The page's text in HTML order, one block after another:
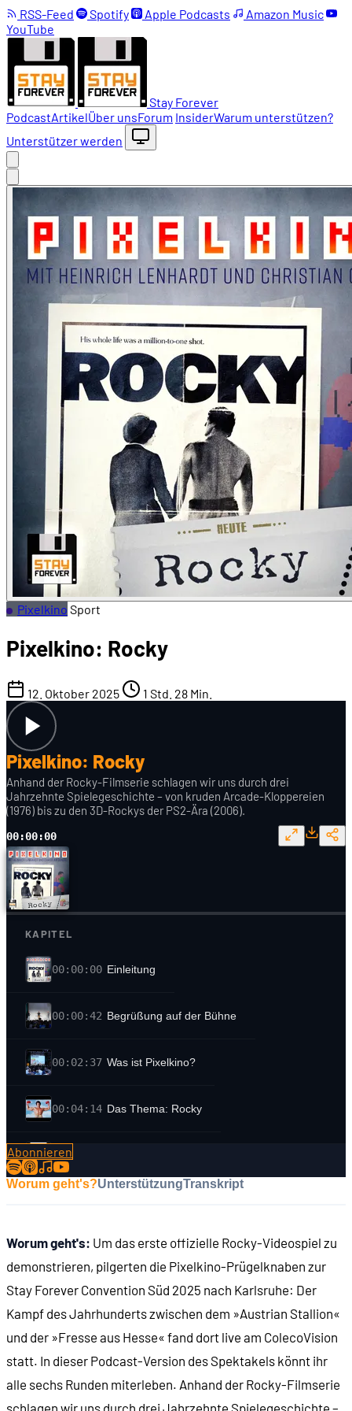
RSS-Feed Spotify Apple Podcasts
Amazon Music
YouTube
Stay Forever
PodcastArtikelÜber unsForum InsiderWarum unterstützen?
Unterstützer werden
Pixelkino Sport
Pixelkino: Rocky
12. Oktober 2025 1 Std. 28 Min.
Pixelkino: Rocky
Anhand der Rocky-Filmserie schlagen wir uns durch drei
Jahrzehnte Spielegeschichte – von kruden Arcade-Kloppereien
(1976) bis zu den 3D-Rockys der PS2-Ära (2006).
00:00:00
KAPITEL
00:00:00 Einleitung
00:00:42 Begrüßung auf der Bühne
00:02:37 Was ist Pixelkino?
00:04:14 Das Thema: Rocky
00:06:00
00:10:35 - Sylvester Stallone
00:14:08 - Heavyweight Champ (1976)
00:16:30 ROCKY 2
00:17:26 - Der Film (1979)
Abonnieren
Worum geht's?UnterstützungTranskript
Worum geht's: Um das erste offizielle Rocky-Videospiel zu
demonstrieren, pilgerten die Pixelkino-Prügelknaben zur
Stay Forever Convention Süd 2025 nach Karlsruhe: Der
Kampf des Jahrhunderts zwischen dem »Austrian Stallion«
und der »Fresse aus Hesse« fand dort live am ColecoVision
statt. In dieser Podcast-Version des Spektakels könnt ihr
alle sechs Runden miterleben. Anhand der Rocky-Filmserie